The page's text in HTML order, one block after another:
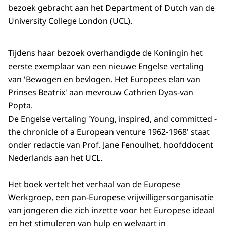
bezoek gebracht aan het Department of Dutch van de
University College London (UCL).
Tijdens haar bezoek overhandigde de Koningin het
eerste exemplaar van een nieuwe Engelse vertaling
van 'Bewogen en bevlogen. Het Europees elan van
Prinses Beatrix' aan mevrouw Cathrien Dyas-van
Popta.
De Engelse vertaling 'Young, inspired, and committed -
the chronicle of a European venture 1962-1968' staat
onder redactie van Prof. Jane Fenoulhet, hoofddocent
Nederlands aan het UCL.
Het boek vertelt het verhaal van de Europese
Werkgroep, een pan-Europese vrijwilligersorganisatie
van jongeren die zich inzette voor het Europese ideaal
en het stimuleren van hulp en welvaart in